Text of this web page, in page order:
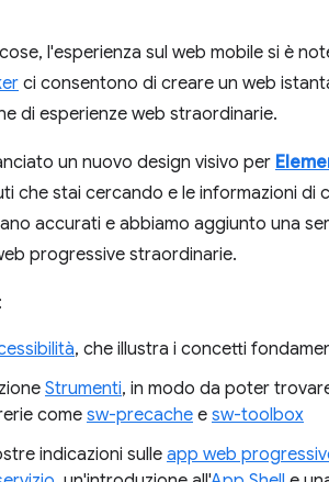
l'esperienza sul web mobile si è
ci consentono di creare un web
di esperienze web straordinarie.
un nuovo design visivo per
che stai cercando e le informazioni di
accurati e abbiamo aggiunto una
progressive straordinarie.
, che illustra i concetti
Strumenti, in modo da poter
comesw-precache e sw-toolbox
indicazioni sulle app web